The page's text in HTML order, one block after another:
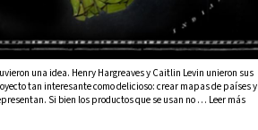
una idea. Henry Hargreaves y Caitlin Levin unieron sus
tan interesante como delicioso: crear mapas de países y
Si bien los productos que se usan no … Leer más